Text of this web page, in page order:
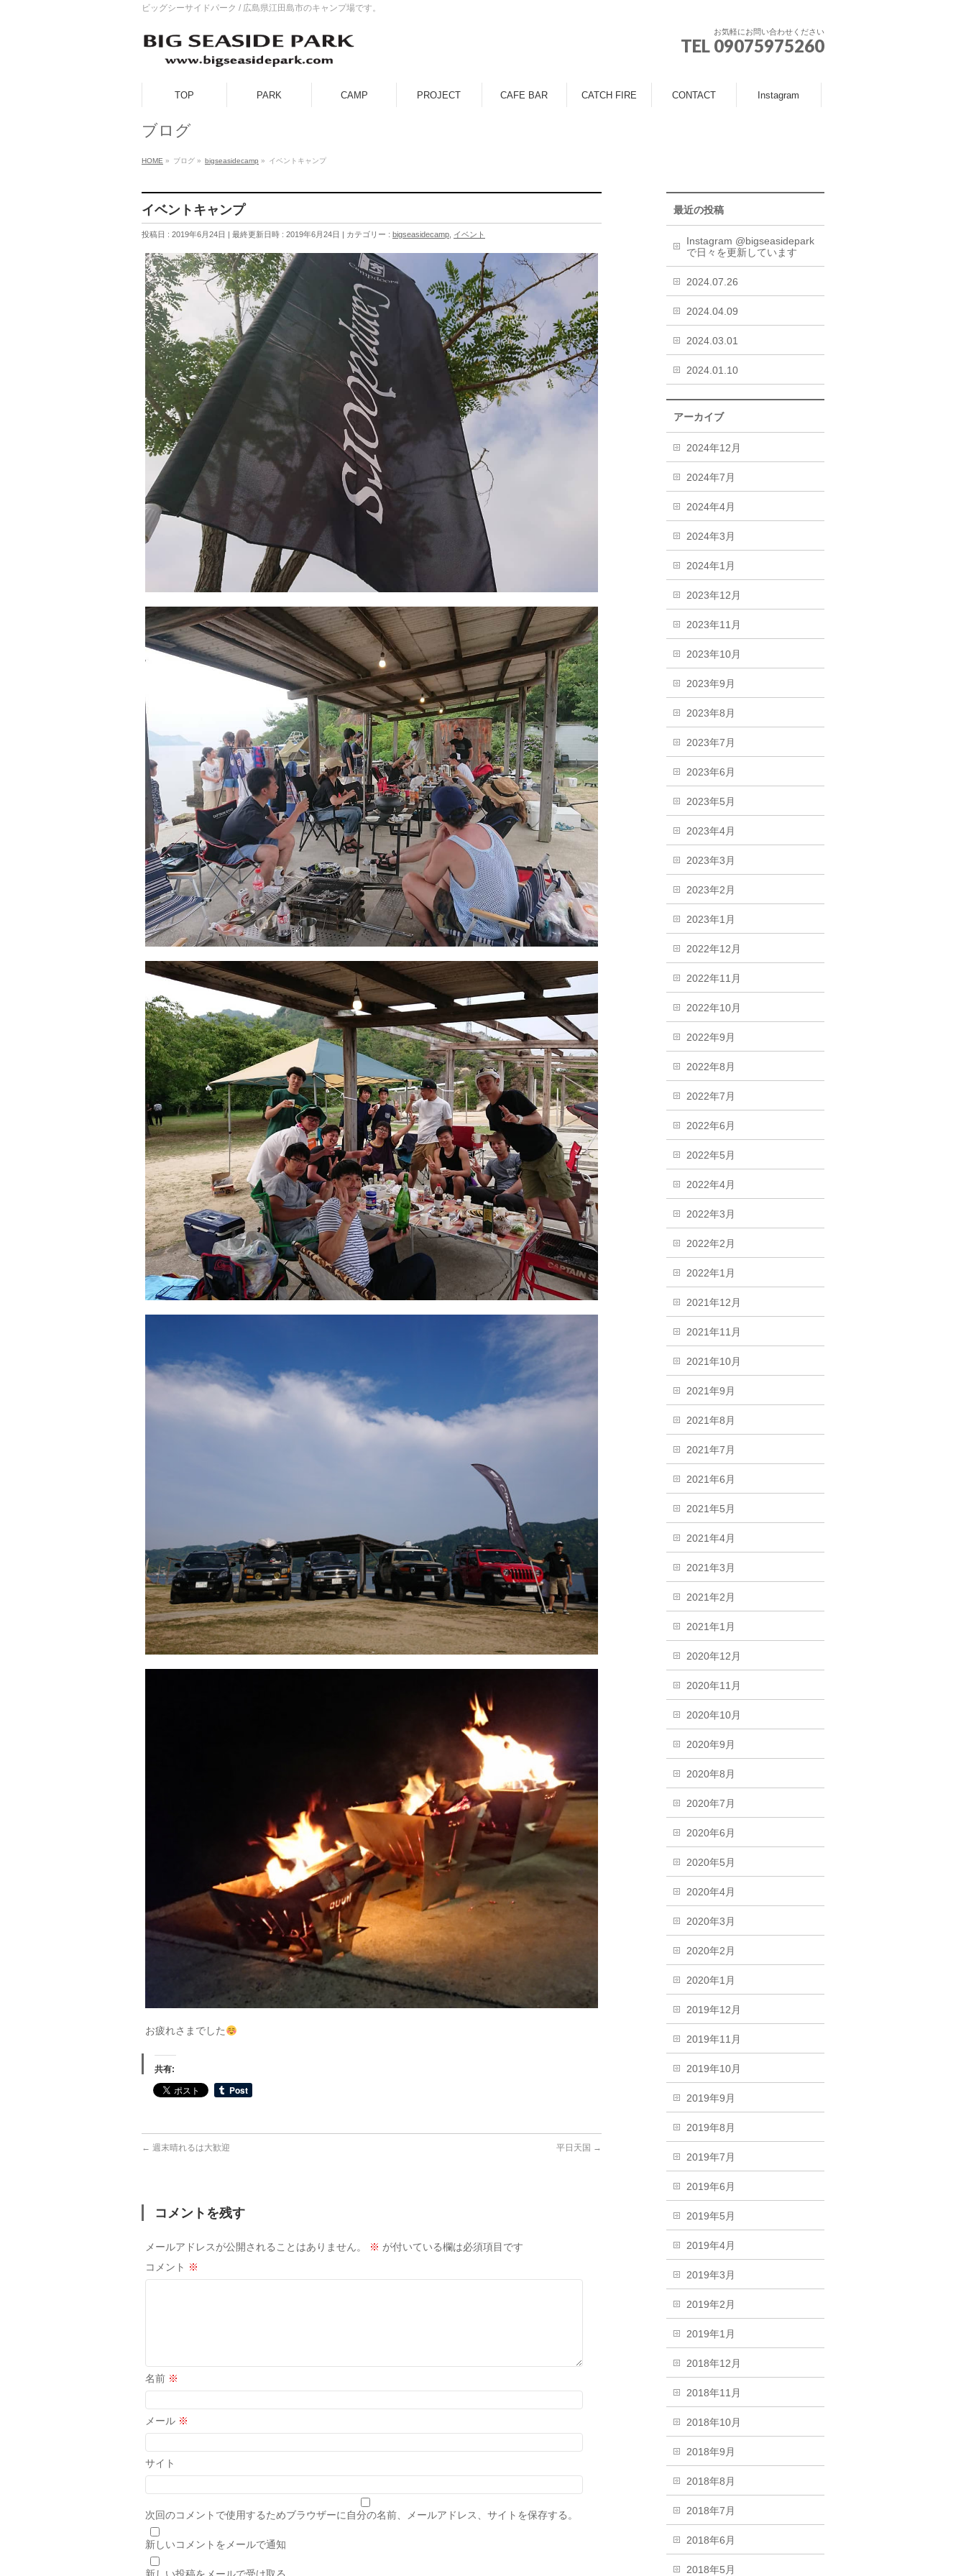
ビッグシーサイドパーク / 広島県江田島市のキャンプ場です。
お気軽にお問い合わせください
TEL 09075975260
TOP PARK CAMP PROJECT CAFE BAR CATCH FIRE CONTACT Instagram
ブログ
HOME » ブログ » bigseasidecamp » イベントキャンプ
イベントキャンプ
投稿日 : 2019年6月24日 最終更新日時 : 2019年6月24日 カテゴリー : bigseasidecamp イベント
お疲れさまでした
共有:
← 週末晴れるは大歓迎 平日天国 →
コメントを残す
メールアドレスが公開されることはありません。 ※ が付いている欄は必須項目です
コメント ※
名前 ※
メール ※
サイト
次回のコメントで使用するためブラウザーに自分の名前、メールアドレス、サイトを保存する。
新しいコメントをメールで通知
最近の投稿
Instagram @bigseasidepark
で日々を更新しています
2024.07.26
2024.04.09
2024.03.01
2024.01.10
アーカイブ
2024年12月
2024年7月
2024年4月
2024年3月
2024年1月
2023年12月
2023年11月
2023年10月
2023年9月
2023年8月
2023年7月
2023年6月
2023年5月
2023年4月
2023年3月
2023年2月
2023年1月
2022年12月
2022年11月
2022年10月
2022年9月
2022年8月
2022年7月
2022年6月
2022年5月
2022年4月
2022年3月
2022年2月
2022年1月
2021年12月
2021年11月
2021年10月
2021年9月
2021年8月
2021年7月
2021年6月
2021年5月
2021年4月
2021年3月
2021年2月
2021年1月
2020年12月
2020年11月
2020年10月
2020年9月
2020年8月
2020年7月
2020年6月
2020年5月
2020年4月
2020年3月
2020年2月
2020年1月
2019年12月
2019年11月
2019年10月
2019年9月
2019年8月
2019年7月
2019年6月
2019年5月
2019年4月
2019年3月
2019年2月
2019年1月
2018年12月
2018年11月
2018年10月
2018年9月
2018年8月
2018年7月
2018年6月
2018年5月